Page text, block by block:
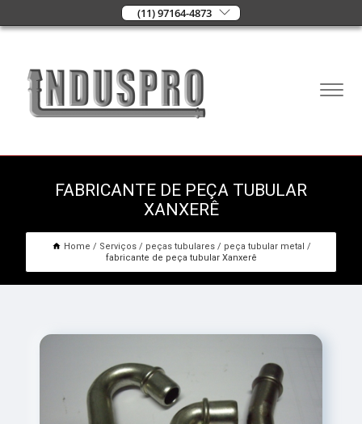
(11) 97164-4873
FABRICANTE DE PEÇA TUBULAR
XANXERÊ
Home Serviços peças tubulares
peça tubular metal
fabricante de peça tubular Xanxerê